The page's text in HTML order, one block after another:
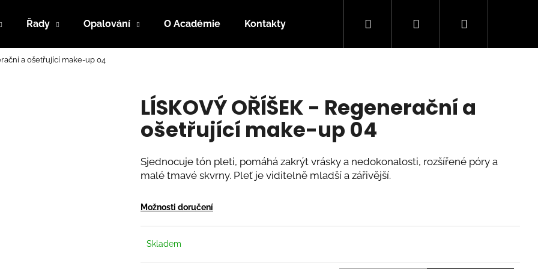
Řady Opalování O Académie Kontakty Hledat PřihlášeníNákupní
a ošetřující make-up 04
LÍSKOVÝ OŘÍŠEK - Regenerační a
ošetřující make-up 04
Sjednocuje tón pleti, pomáhá zakrýt vrásky a nedokonalosti, rozšířené póry a
malé tmavé skvrny. Pleť je viditelně mladší a zářivější.
Možnosti doručení
Skladem
Co potřebujete najít?
HLEDAT
890 Kč